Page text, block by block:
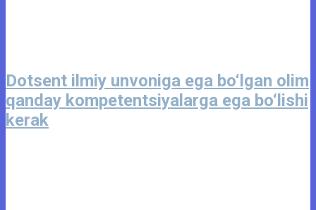
Dotsent ilmiy unvoniga ega bo‘lgan olim
qanday kompetentsiyalarga ega bo‘lishi
kerak